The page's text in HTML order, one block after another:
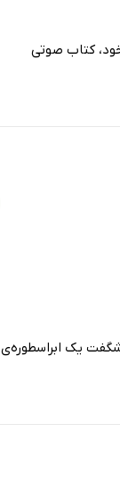
کتاب صوتی
یک ابراسطوره‌ی